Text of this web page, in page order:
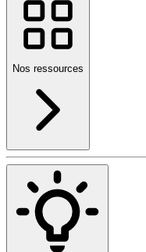
Nos ressources